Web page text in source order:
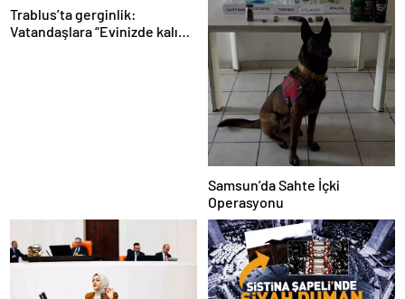
Trablus’ta gerginlik:
Vatandaşlara “Evinizde kalın”
Samsun’da Sahte İçki
Operasyonu